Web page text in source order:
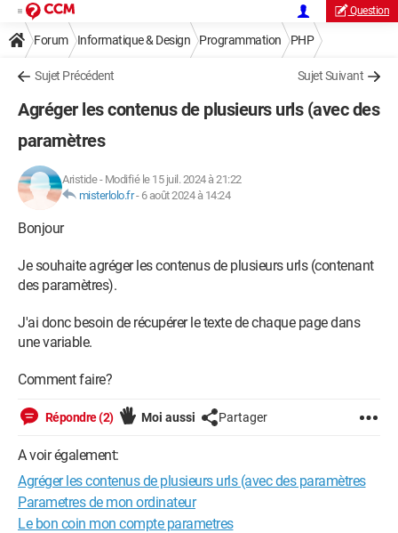
Question
Forum Informatique & Design Programmation PHP
Sujet Précédent Sujet Suivant
Agréger les contenus de plusieurs urls (avec des
paramètres
Aristide- Modifié le 15 juil. 2024 à 21:22
misterlolo.fr- 6 août 2024 à 14:24
Bonjour
Je souhaite agréger les contenus de plusieurs urls (contenant
des paramètres).
J'ai donc besoin de récupérer le texte de chaque page dans
une variable.
Comment faire?
Répondre (2) Moi aussi Partager
A voir également:
Agréger les contenus de plusieurs urls (avec des paramètres
Parametres de mon ordinateur
Le bon coin mon compte parametres